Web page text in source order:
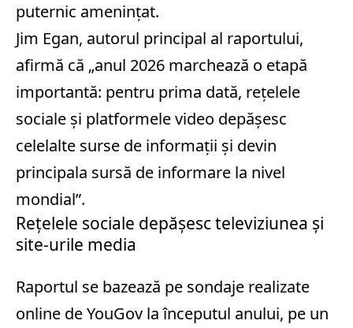
puternic amenințat.
Jim Egan, autorul principal al raportului,
afirmă că „anul 2026 marchează o etapă
importantă: pentru prima dată, rețelele
sociale și platformele video depășesc
celelalte surse de informații și devin
principala sursă de informare la nivel
mondial”.
Rețelele sociale depășesc televiziunea și
site‑urile media
Raportul se bazează pe sondaje realizate
online de YouGov la începutul anului, pe un